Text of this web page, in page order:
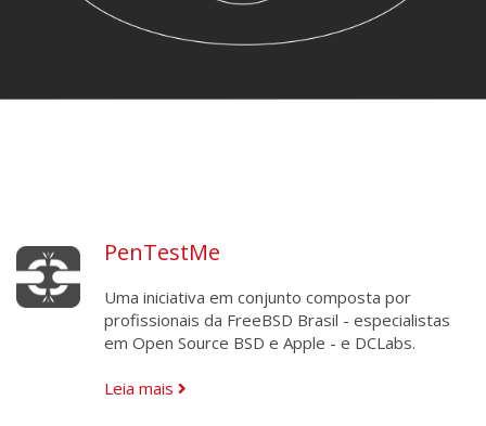
PenTestMe
Uma iniciativa em conjunto composta por
profissionais da FreeBSD Brasil - especialistas
em Open Source BSD e Apple - e DCLabs.
Leia mais